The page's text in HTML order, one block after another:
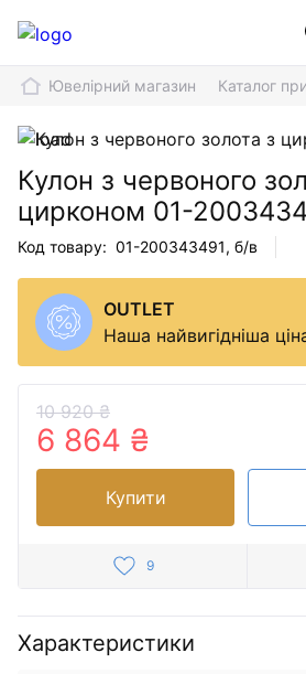
Ювелірний магазин Каталог
Кулон з червоного
цирконом 01-
Код товару: 01-200343491, б/в
OUTLET
Наша найвигідніша
10 920 ₴
6 864 ₴
Купити
9
Характеристики